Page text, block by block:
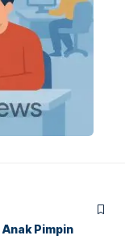
Pimpin